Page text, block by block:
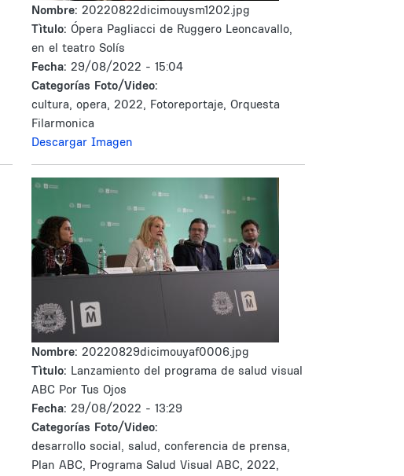
Nombre: 20220822dicimouysm1202.jpg
Tìtulo: Ópera Pagliacci de Ruggero Leoncavallo,
en el teatro Solís
Fecha: 29/08/2022 - 15:04
Categorías Foto/Video:
cultura, opera, 2022, Fotoreportaje, Orquesta
Filarmonica
Descargar Imagen
Nombre: 20220829dicimouyaf0006.jpg
Tìtulo: Lanzamiento del programa de salud visual
ABC Por Tus Ojos
Fecha: 29/08/2022 - 13:29
Categorías Foto/Video:
desarrollo social, salud, conferencia de prensa,
Plan ABC, Programa Salud Visual ABC, 2022,